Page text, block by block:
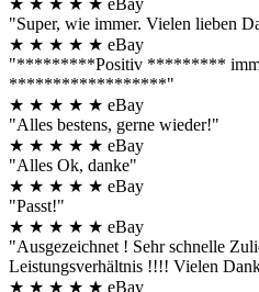
"Super, wie immer. Vielen lieben
★ ★ ★ ★ ★ eBay
"*********Positiv *********
******************"
★ ★ ★ ★ ★ eBay
"Alles bestens, gerne wieder!"
★ ★ ★ ★ ★ eBay
"Alles Ok, danke"
★ ★ ★ ★ ★ eBay
"Passt!"
★ ★ ★ ★ ★ eBay
"Ausgezeichnet ! Sehr schnelle
Leistungsverhältnis !!!! Vielen
★ ★ ★ ★ ★ eBay